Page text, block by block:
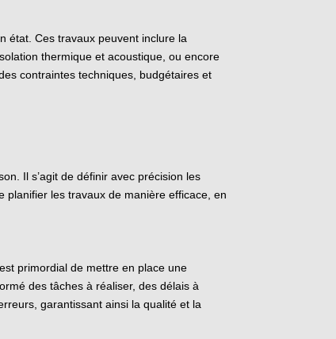
état. Ces travaux peuvent inclure la
thermique et acoustique, ou encore
contraintes techniques, budgétaires et
Il s’agit de définir avec précision les
planifier les travaux de manière efficace, en
primordial de mettre en place une
des tâches à réaliser, des délais à
garantissant ainsi la qualité et la